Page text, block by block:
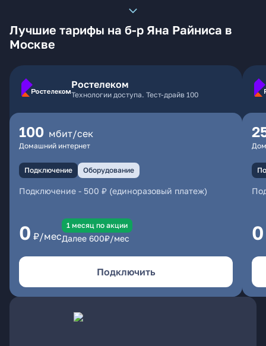
Лучшие тарифы на б-р Яна Райниса в
Москве
Ростелеком
Технологии доступа. Тест-драйв 100
100 мбит/сек
Домашний интернет
Подключение Оборудование
Подключение - 500 ₽ (единоразовый платеж)
0 ₽/мес
1 месяц по акции
Далее 600₽/мес
Подключить
0